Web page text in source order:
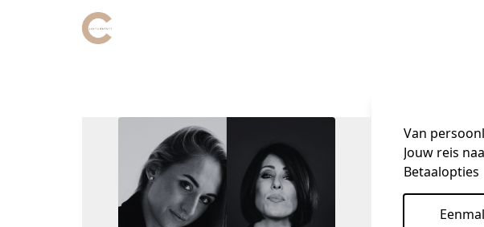
Van
Jouw reis
Betaalopties